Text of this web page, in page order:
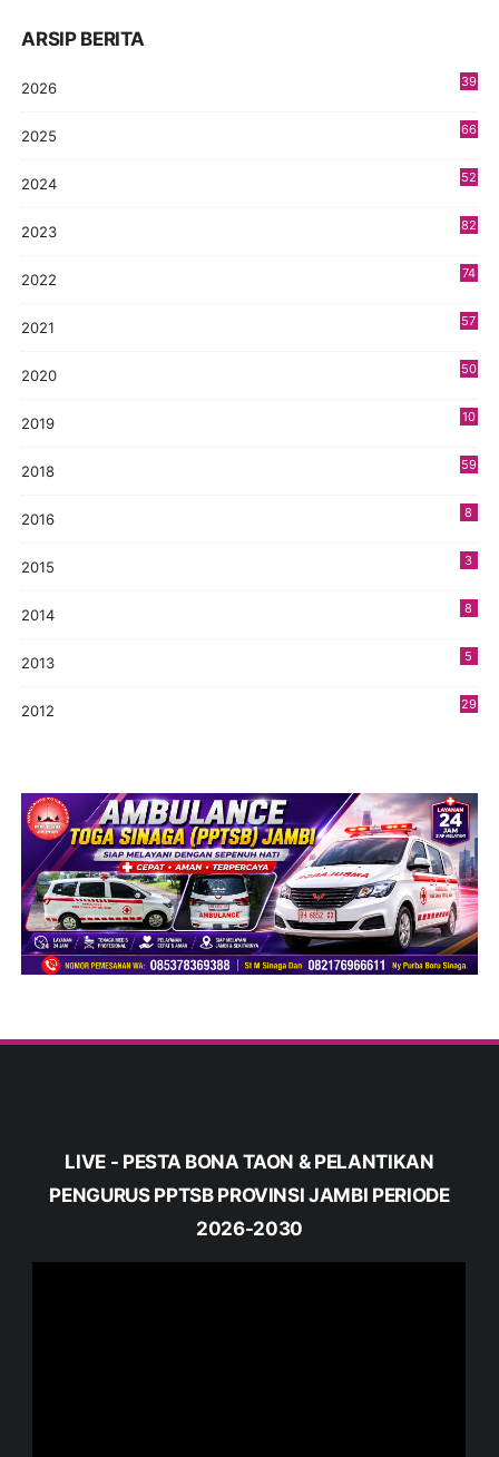
ARSIP BERITA
2026 39
2025 66
2024 52
2023 82
2022 74
2021 57
2020 50
2019
10
2018 59
2016 8
2015 3
2014 8
2013 5
2012 29
LIVE - PESTA BONA TAON & PELANTIKAN
PENGURUS PPTSB PROVINSI JAMBI PERIODE
2026-2030